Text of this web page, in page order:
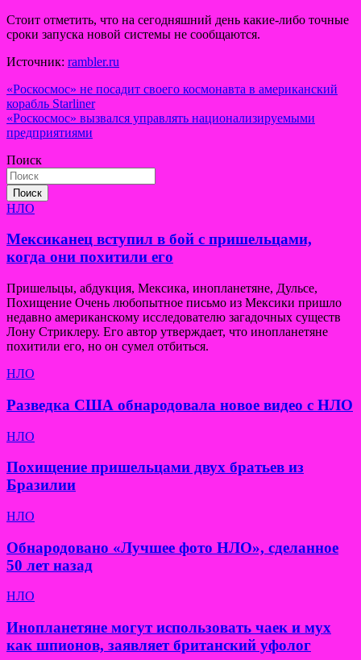
Стоит отметить, что на сегодняшний день какие-либо точные
сроки запуска новой системы не сообщаются.
Источник: rambler.ru
Навигация
по
записям
«Роскосмос» не посадит своего космонавта в американский
корабль Starliner
«Роскосмос» вызвался управлять национализируемыми
предприятиями
Поиск
Поиск
НЛО
Мексиканец вступил в бой с пришельцами,
когда они похитили его
Пришельцы, абдукция, Мексика, инопланетяне, Дульсе,
Похищение Очень любопытное письмо из Мексики пришло
недавно американскому исследователю загадочных существ
Лону Стриклеру. Его автор утверждает, что инопланетяне
похитили его, но он сумел отбиться.
НЛО
Разведка США обнародовала новое видео с НЛО
НЛО
Похищение пришельцами двух братьев из
Бразилии
НЛО
Обнародовано «Лучшее фото НЛО», сделанное
50 лет назад
НЛО
Инопланетяне могут использовать чаек и мух
как шпионов, заявляет британский уфолог